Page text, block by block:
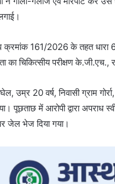
क्रमांक 161/2026 के तहत धारा
का चिकित्सीय परीक्षण
20 वर्ष, निवासी ग्राम गोर्रा,
पूछताछ में आरोपी द्वारा अपराध
जेल भेज दिया गया।